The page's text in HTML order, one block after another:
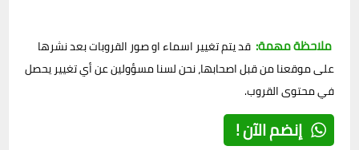
ملاحظة مهمة: قد يتم تغيير اسماء او صور القروبات بعد نشرها
على موقعنا من قبل اصحابها، نحن لسنا مسؤولين عن أي تغيير يحصل
في محتوى القروب.
إنضم الآن !